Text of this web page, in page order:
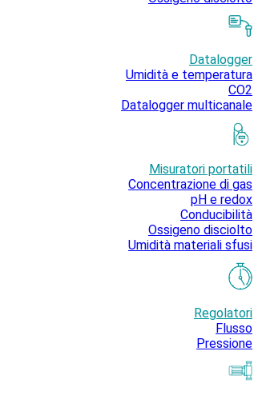
Datalogger
Umidità e temperatura
CO2
Datalogger multicanale
Misuratori portatili
Concentrazione di gas
pH e redox
Conducibilità
Ossigeno disciolto
Umidità materiali sfusi
Regolatori
Flusso
Pressione